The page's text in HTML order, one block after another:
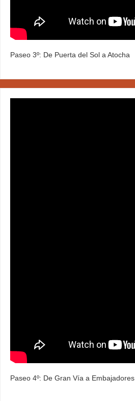
Paseo 3º: De Puerta del Sol a Atocha
Paseo 4º: De Gran Vía a Embajadores